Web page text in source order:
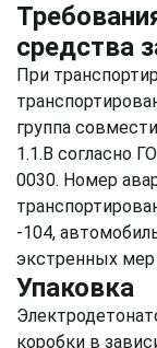
средства
При
группа
1.1.B согласно
0030. Номер
-104,
экстренных мер
Упаковка
коробки в